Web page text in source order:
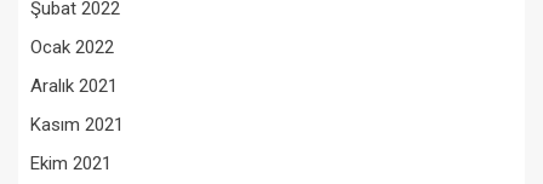
Şubat 2022
Ocak 2022
Aralık 2021
Kasım 2021
Ekim 2021